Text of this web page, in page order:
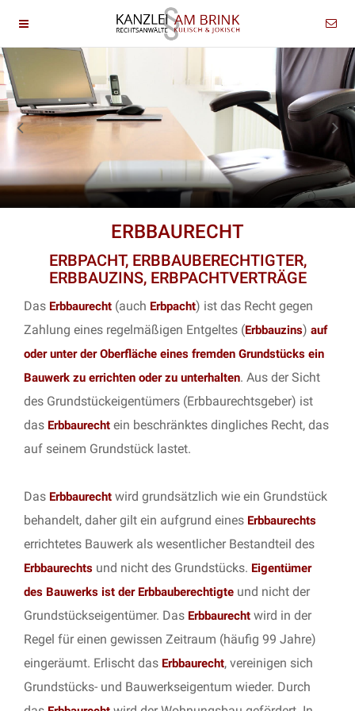
ERBBAURECHT
ERBPACHT, ERBBAUBERECHTIGTER,
ERBBAUZINS, ERBPACHTVERTRÄGE
Das Erbbaurecht (auch Erbpacht) ist das Recht gegen
Zahlung eines regelmäßigen Entgeltes (Erbbauzins) auf
oder unter der Oberfläche eines fremden Grundstücks ein
Bauwerk zu errichten oder zu unterhalten. Aus der Sicht
des Grundstückeigentümers (Erbbaurechtsgeber) ist
das Erbbaurecht ein beschränktes dingliches Recht, das
auf seinem Grundstück lastet.
Das Erbbaurecht wird grundsätzlich wie ein Grundstück
behandelt, daher gilt ein aufgrund eines Erbbaurechts
errichtetes Bauwerk als wesentlicher Bestandteil des
Erbbaurechts und nicht des Grundstücks. Eigentümer
des Bauwerks ist der Erbbauberechtigte und nicht der
Grundstückseigentümer. Das Erbbaurecht wird in der
Regel für einen gewissen Zeitraum (häufig 99 Jahre)
eingeräumt. Erlischt das Erbbaurecht, vereinigen sich
Grundstücks- und Bauwerkseigentum wieder. Durch